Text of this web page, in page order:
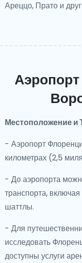
Ареццо, Прато и
Местоположение и
- Аэропорт
километрах (2,5
- До аэропорта
транспорта,
шаттлы.
- Для
исследовать
доступны услуги